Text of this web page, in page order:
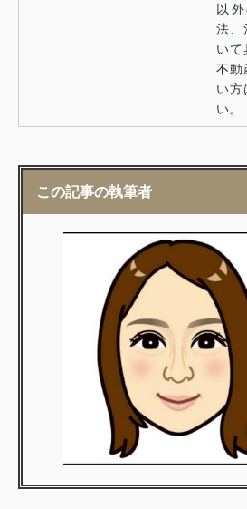
以
法、
いて
不動
い方
い。
この記事の執筆者